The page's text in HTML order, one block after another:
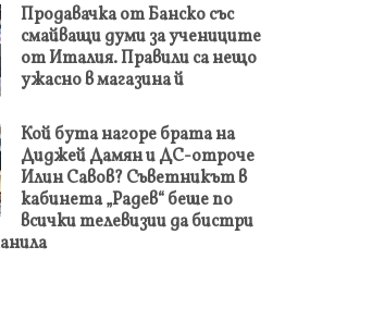
Продавачка от Банско със
смайващи думи за учениците
от Италия. Правили са нещо
ужасно в магазина й
Кой бута нагоре брата на
Диджей Дамян и ДС-отроче
Илин Савов? Съветникът в
кабинета „Радев“ беше по
всички телевизии да бистри